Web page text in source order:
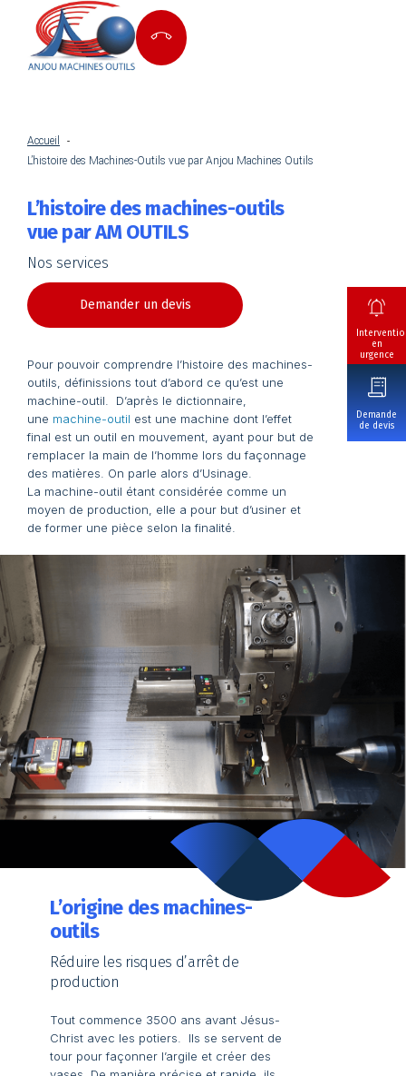
en
urgence
Demande
de devis
Accueil
L’histoire des Machines-Outils vue par Anjou Machines Outils
L’histoire des machines-outils
vue par AM OUTILS
Nos services
Demander un devis
Pour pouvoir comprendre l’histoire des machines-
outils, définissions tout d’abord ce qu’est une
machine-outil. D’après le dictionnaire,
une machine-outil est une machine dont l’effet
final est un outil en mouvement, ayant pour but de
remplacer la main de l’homme lors du façonnage
des matières. On parle alors d’Usinage.
La machine-outil étant considérée comme un
moyen de production, elle a pour but d’usiner et
de former une pièce selon la finalité.
L’origine des machines-
outils
Réduire les risques d’arrêt de
production
Tout commence 3500 ans avant Jésus-
Christ avec les potiers. Ils se servent de
tour pour façonner l’argile et créer des